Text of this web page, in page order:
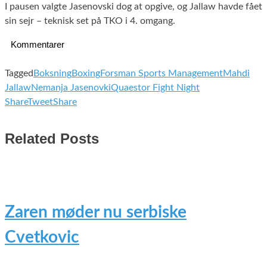
I pausen valgte Jasenovski dog at opgive, og Jallaw havde fået
sin sejr – teknisk set på TKO i 4. omgang.
Kommentarer
Tagged BoksningBoxingForsman Sports ManagementMahdi
JallawNemanja JasenovkiQuaestor Fight Night
ShareTweetShare
Related Posts
Zaren møder nu serbiske
Cvetkovic